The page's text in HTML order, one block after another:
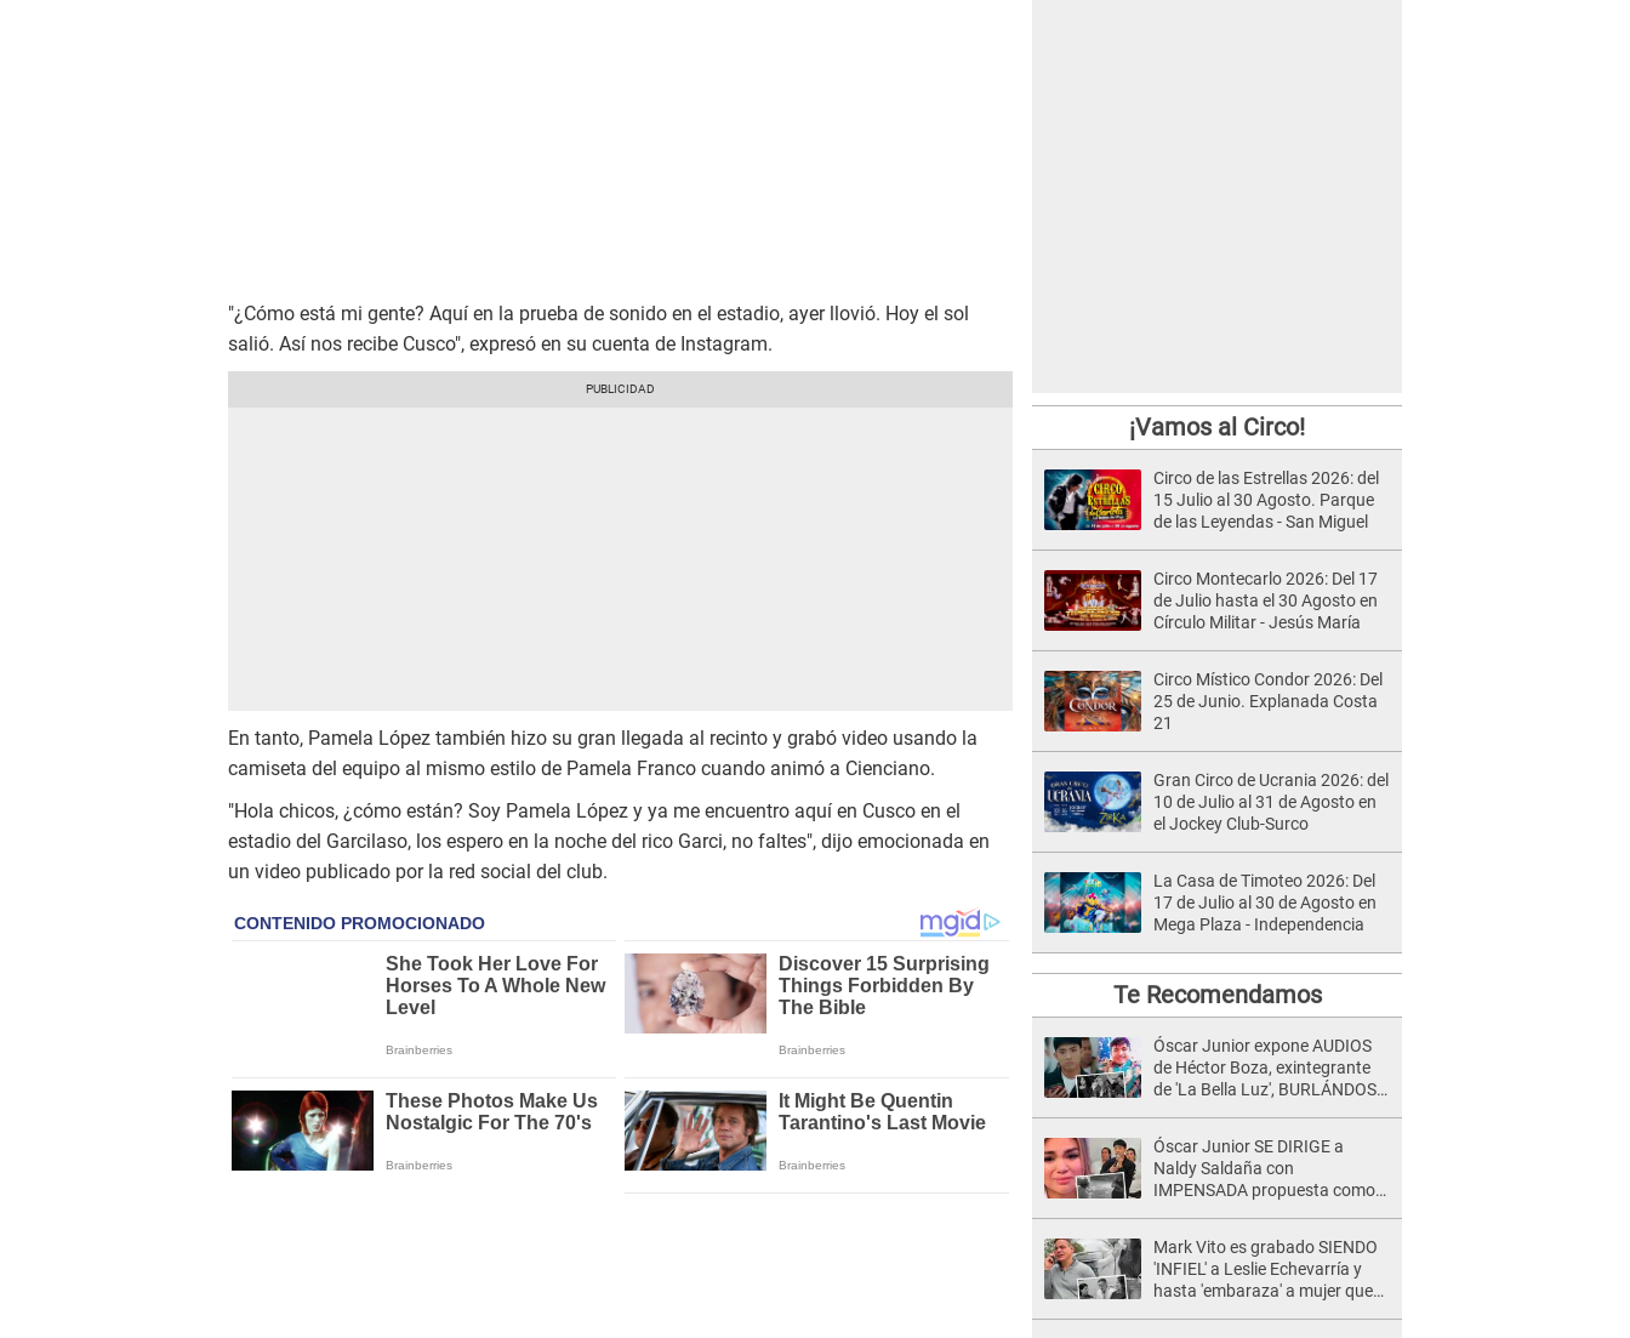
"¿Cómo está mi gente? Aquí en la prueba de sonido en el estadio, ayer llovió. Hoy el sol
salió. Así nos recibe Cusco", expresó en su cuenta de Instagram.
En tanto, Pamela López también hizo su gran llegada al recinto y grabó video usando la
camiseta del equipo al mismo estilo de Pamela Franco cuando animó a Cienciano.
"Hola chicos, ¿cómo están? Soy Pamela López y ya me encuentro aquí en Cusco en el
estadio del Garcilaso, los espero en la noche del rico Garci, no faltes", dijo emocionada en
un video publicado por la red social del club.
¡Vamos al Circo!
Circo de las Estrellas 2026: del
15 Julio al 30 Agosto. Parque
de las Leyendas - San Miguel
Circo Montecarlo 2026: Del 17
de Julio hasta el 30 Agosto en
Círculo Militar - Jesús María
Circo Místico Condor 2026: Del
25 de Junio. Explanada Costa
21
Gran Circo de Ucrania 2026: del
10 de Julio al 31 de Agosto en
el Jockey Club-Surco
La Casa de Timoteo 2026: Del
17 de Julio al 30 de Agosto en
Mega Plaza - Independencia
Te Recomendamos
Óscar Junior expone AUDIOS
de Héctor Boza, exintegrante
de 'La Bella Luz', BURLÁNDOSE
de maltrato: "Grábame..."
Óscar Junior SE DIRIGE a
Naldy Saldaña con
IMPENSADA propuesta como
Mark Vito es grabado SIENDO
'INFIEL' a Leslie Echevarría y
hasta 'embaraza' a mujer que